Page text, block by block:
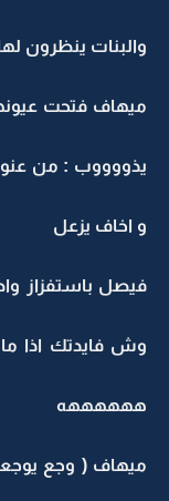
والبنات ينظرون
ميهاف فتحت
يذووووب : من
و اخاف يزعل
فيصل باستفزاز
وش فايدتك اذا
ههههههه
ميهاف ( وجع